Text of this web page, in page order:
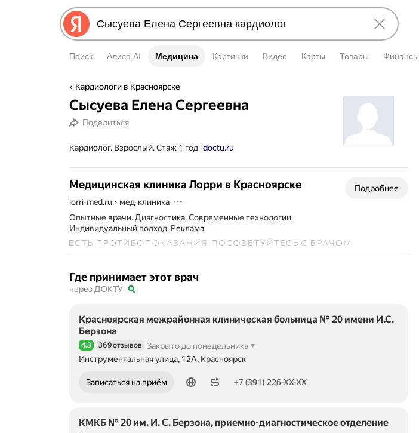
Поиск Алиса AI Медицина
Медицина Картинки Видео Карты Товары Финансы
Кардиологи в Красноярске
Сысуева Елена Сергеевна
Поделиться
Кардиолог. Взрослый. Стаж 1 год doctu.ru
Медицинская клиника Лорри в Красноярске
lorri-med.ru › мед-клиника
Опытные врачи. Диагностика. Современные технологии.
Индивидуальный подход. Реклама
Подробнее
Где принимает этот врач
через ДОКТУ
Красноярская межрайонная клиническая больница № 20 имени И.С.
Берзона
Рейтинг 4,3 из 5
4,3 369 отзывов
Закрыто до понедельника
Инструментальная улица, 12А, Красноярск
Записаться на приём
Номер телефона: +73912267699 +7 (391) 226-XX-XX
КМКБ № 20 им. И. С. Берзона, приемно-диагностическое отделение